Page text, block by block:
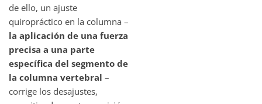
de ello, un ajuste
quiropráctico en la columna –
la aplicación de una fuerza
precisa a una parte
específica del segmento de
la columna vertebral –
corrige los desajustes,